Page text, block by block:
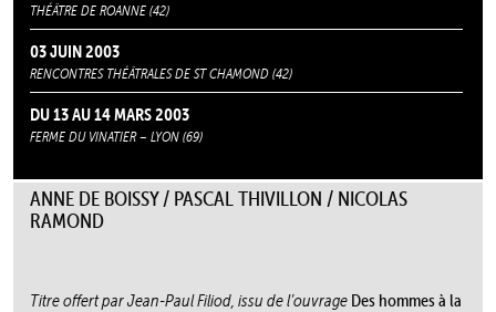
THÉÂTRE DE ROANNE (42)
03 JUIN 2003
RENCONTRES THÉÂTRALES DE ST CHAMOND (42)
DU 13 AU 14 MARS 2003
FERME DU VINATIER – LYON (69)
ANNE DE BOISSY / PASCAL THIVILLON / NICOLAS
RAMOND
Titre offert par Jean-Paul Filiod, issu de l’ouvrage Des hommes à la